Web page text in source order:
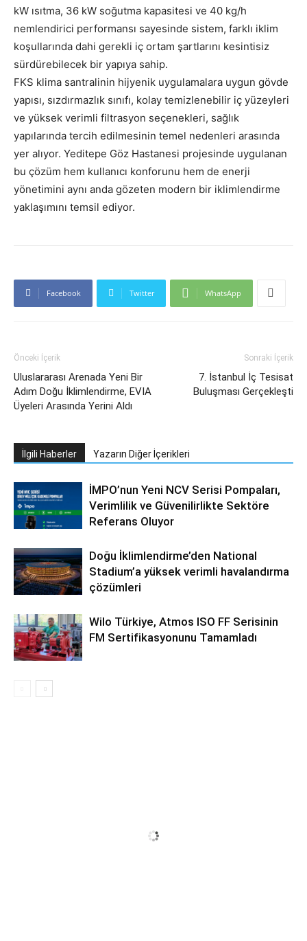
kW ısıtma, 36 kW soğutma kapasitesi ve 40 kg/h
nemlendirici performansı sayesinde sistem, farklı iklim
koşullarında dahi gerekli iç ortam şartlarını kesintisiz
sürdürebilecek bir yapıya sahip.
FKS klima santralinin hijyenik uygulamalara uygun gövde
yapısı, sızdırmazlık sınıfı, kolay temizlenebilir iç yüzeyleri
ve yüksek verimli filtrasyon seçenekleri, sağlık
yapılarında tercih edilmesinin temel nedenleri arasında
yer alıyor. Yeditepe Göz Hastanesi projesinde uygulanan
bu çözüm hem kullanıcı konforunu hem de enerji
yönetimini aynı anda gözeten modern bir iklimlendirme
yaklaşımını temsil ediyor.
Facebook Twitter WhatsApp
Önceki İçerik
Uluslararası Arenada Yeni Bir
Adım Doğu İklimlendirme, EVIA
Üyeleri Arasında Yerini Aldı
Sonraki İçerik
7. İstanbul İç Tesisat
Buluşması Gerçekleşti
İlgili Haberler Yazarın Diğer İçerikleri
İMPO’nun Yeni NCV Serisi Pompaları,
Verimlilik ve Güvenilirlikte Sektöre
Referans Oluyor
Doğu İklimlendirme’den National
Stadium’a yüksek verimli havalandırma
çözümleri
Wilo Türkiye, Atmos ISO FF Serisinin
FM Sertifikasyonunu Tamamladı